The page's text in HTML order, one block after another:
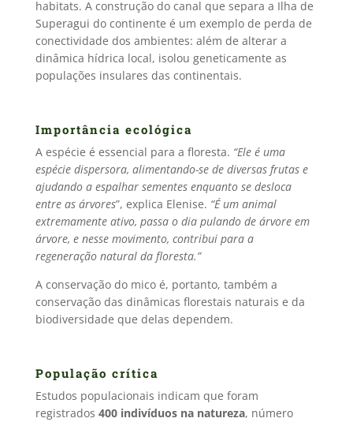
habitats. A construção do canal que separa a Ilha de
Superagui do continente é um exemplo de perda de
conectividade dos ambientes: além de alterar a
dinâmica hídrica local, isolou geneticamente as
populações insulares das continentais.
Importância ecológica
A espécie é essencial para a floresta. “Ele é uma
espécie dispersora, alimentando-se de diversas frutas e
ajudando a espalhar sementes enquanto se desloca
entre as árvores”, explica Elenise. “É um animal
extremamente ativo, passa o dia pulando de árvore em
árvore, e nesse movimento, contribui para a
regeneração natural da floresta.”
A conservação do mico é, portanto, também a
conservação das dinâmicas florestais naturais e da
biodiversidade que delas dependem.
População crítica
Estudos populacionais indicam que foram
registrados 400 indivíduos na natureza, número